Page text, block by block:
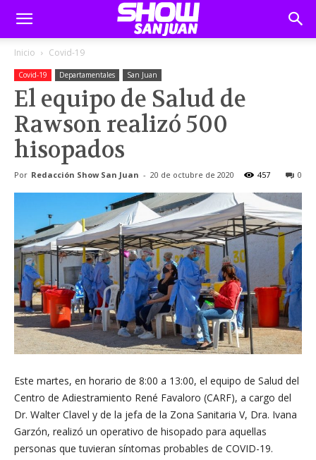
Inicio Covid-19
Covid-19 Departamentales San Juan
El equipo de Salud de
Rawson realizó 500
hisopados
Por Redacción Show San Juan - 20 de octubre de 2020 0
457
Este martes, en horario de 8:00 a 13:00, el equipo de Salud del
Centro de Adiestramiento René Favaloro (CARF), a cargo del
Dr. Walter Clavel y de la jefa de la Zona Sanitaria V, Dra. Ivana
Garzón, realizó un operativo de hisopado para aquellas
personas que tuvieran síntomas probables de COVID-19.